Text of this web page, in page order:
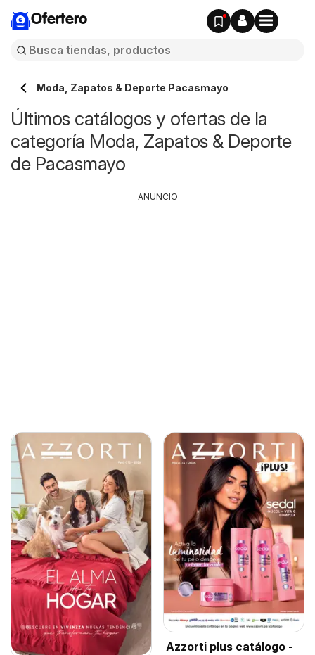
Ofertero
Moda, Zapatos & Deporte Pacasmayo
Últimos catálogos y ofertas de la
categoría Moda, Zapatos & Deporte
de Pacasmayo
Azzorti plus catálogo -
ANUNCIO